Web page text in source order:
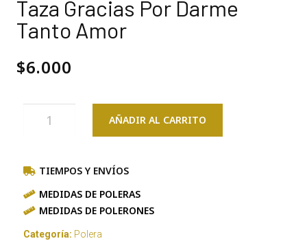
Taza Gracias Por Darme
Tanto Amor
$6.000
AÑADIR AL CARRITO
TIEMPOS Y ENVÍOS
MEDIDAS DE POLERAS
MEDIDAS DE POLERONES
Categoría: Polera